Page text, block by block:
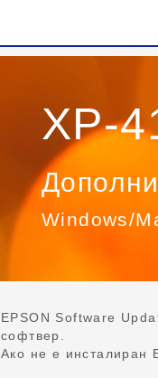
XP-
Windows/
EPSON Software
софтвер.
Ако не е инсталиран